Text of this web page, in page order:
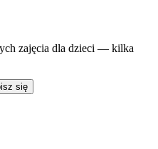
zajęcia dla dzieci — kilka
się